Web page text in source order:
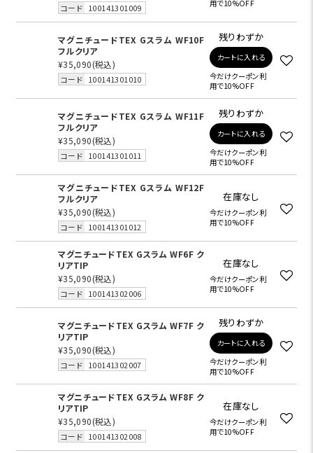
コード 100141301009
用で10%OFF
マグニチュードTEX Gスラム WF10F
フルクリア
¥35,090(税込)
コード 100141301010
残りわずか
カートに入れる
今だけクーポン利
用で10%OFF
マグニチュードTEX Gスラム WF11F
フルクリア
¥35,090(税込)
コード 100141301011
残りわずか
カートに入れる
今だけクーポン利
用で10%OFF
マグニチュードTEX Gスラム WF12F
フルクリア
¥35,090(税込)
コード 100141301012
在庫なし
今だけクーポン利
用で10%OFF
マグニチュードTEX Gスラム WF6F ク
リアTIP
¥35,090(税込)
コード 100141302006
在庫なし
今だけクーポン利
用で10%OFF
マグニチュードTEX Gスラム WF7F ク
リアTIP
¥35,090(税込)
コード 100141302007
残りわずか
カートに入れる
今だけクーポン利
用で10%OFF
マグニチュードTEX Gスラム WF8F ク
リアTIP
¥35,090(税込)
コード 100141302008
在庫なし
今だけクーポン利
用で10%OFF